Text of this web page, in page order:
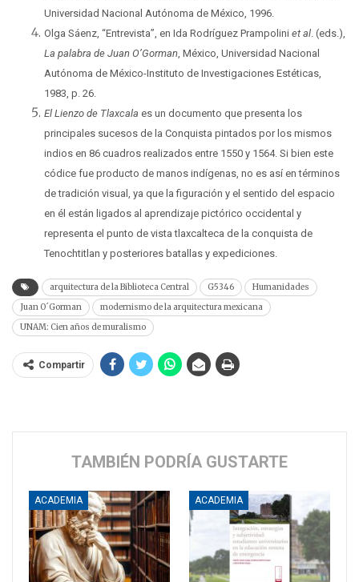
Universidad Nacional Autónoma de México, 1996.
Olga Sáenz, “Entrevista”, en Ida Rodríguez Prampolini et al . (eds.),
La palabra de Juan O’Gorman , México, Universidad Nacional
Autónoma de México-Instituto de Investigaciones Estéticas,
1983, p. 26.
El Lienzo de Tlaxcala es un documento que presenta los
principales sucesos de la Conquista pintados por los mismos
indios en 86 cuadros realizados entre 1550 y 1564. Si bien este
códice fue producto de manos indígenas, no es así en términos
de tradición visual, ya que la figuración y el sentido del espacio
en él están ligados al aprendizaje pictórico occidental y
representa el punto de vista tlaxcalteca de la conquista de
Tenochtitlan y posteriores batallas y expediciones.
arquitectura de la Biblioteca Central G5346
Humanidades
Juan O´Gorman
modernismo de la arquitectura mexicana
UNAM: Cien años de muralismo
Compartir
TAMBIÉN PODRÍA GUSTARTE
ACADEMIA ACADEMIA